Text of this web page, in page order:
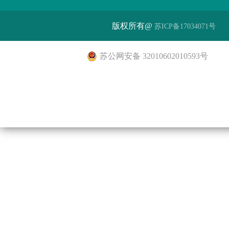
版权所有@ 苏ICP备17034071号
苏公网安备 32010602010593号